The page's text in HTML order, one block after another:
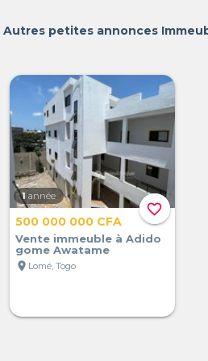
Autres petites annonces
favorite_border
1 année
500 000 000 CFA
Vente immeuble à Adido
gome Awatame
location_on Lomé, Togo